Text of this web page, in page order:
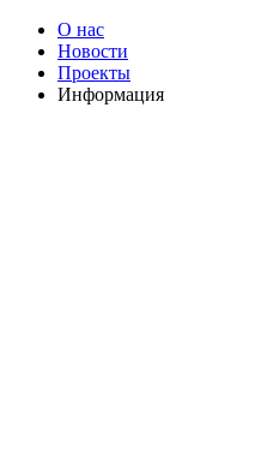
О нас
Новости
Проекты
Информация